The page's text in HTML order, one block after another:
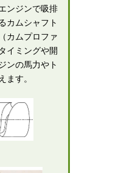
ンジンで吸排
カムシャフト
カムプロファ
イミングや開
ンの馬力やト
ます。